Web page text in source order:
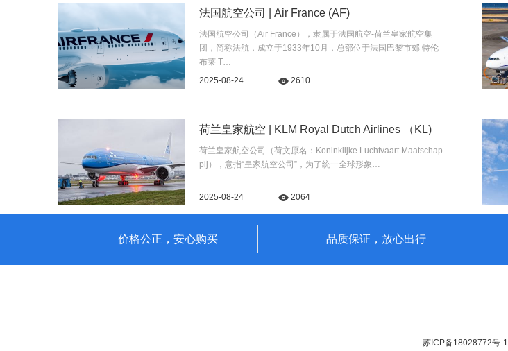
法国航空公司 | Air France (AF)
法国航空公司（Air France），隶属于法国航空-荷兰皇家航空集
团，简称法航，成立于1933年10月，总部位于法国巴黎市郊 特伦
布莱 T…
2025-08-24
2610
荷兰皇家航空 | KLM Royal Dutch Airlines （KL)
荷兰皇家航空公司（荷文原名：Koninklijke Luchtvaart Maatschap
pij），意指“皇家航空公司”，为了统一全球形象…
2025-08-24 2064
价格公正，安心购买 品质保证，放心出行
苏ICP备18028772号-1